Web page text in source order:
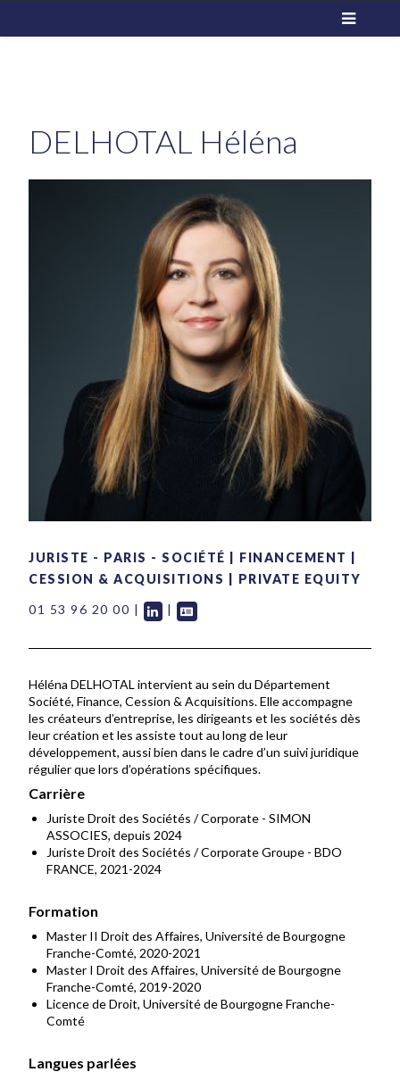
DELHOTAL Héléna
JURISTE - PARIS - SOCIÉTÉ | FINANCEMENT |
CESSION & ACQUISITIONS | PRIVATE EQUITY
01 53 96 20 00 | |
Héléna DELHOTAL intervient au sein du Département
Société, Finance, Cession & Acquisitions. Elle accompagne
les créateurs d’entreprise, les dirigeants et les sociétés dès
leur création et les assiste tout au long de leur
développement, aussi bien dans le cadre d’un suivi juridique
régulier que lors d’opérations spécifiques.
Carrière
Juriste Droit des Sociétés / Corporate - SIMON
ASSOCIES, depuis 2024
Juriste Droit des Sociétés / Corporate Groupe - BDO
FRANCE, 2021-2024
Formation
Master II Droit des Affaires, Université de Bourgogne
Franche-Comté, 2020-2021
Master I Droit des Affaires, Université de Bourgogne
Franche-Comté, 2019-2020
Licence de Droit, Université de Bourgogne Franche-
Comté
Langues parlées